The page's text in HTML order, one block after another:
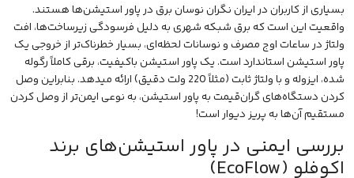
بسیاری از کاربران در ایران نگران نوسان برق در پاور استیشن‌ها هستند.
واقعیت این است که برق شبکه شهری به دلیل فرسودگی زیرساخت‌ها، افت
ولتاژ در ساعات اوج مصرف و نوسانات لحظه‌ای، بسیار خطرناک‌تر از خروجی یک
پاور استیشن استاندارد است. یک پاور استیشن باکیفیت، برقی کاملاً رگوله
شده، ایزوله و با ولتاژ ثابت (مثلاً 220 ولت دقیق) ارائه میدهد. بنابراین وصل
کردن دستگاه‌های گران‌قیمت به پاور استیشن، به نوعی ایمن‌تر از وصل کردن
مستقیم آن‌ها به پریز دیوار است!
بررسی ایمنی در پاور استیشن‌های برند
اکوفلو (EcoFlow)